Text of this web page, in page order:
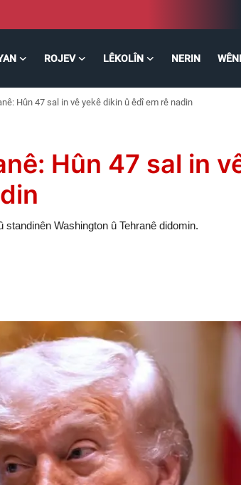
ROJEV LÊKOLÎN NERIN
Hûn 47 sal in vê yekê dikin û êdî em rê nadin
Hûn 47 sal in
Washington û Tehranê didomin.